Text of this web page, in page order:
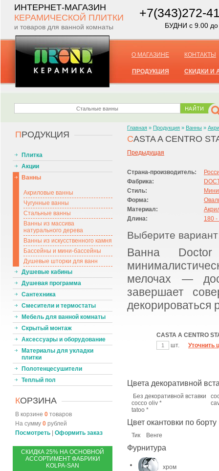
+7(343)272-
БУДНИ с 9.00
ИНТЕРНЕТ-МАГАЗИН
КЕРАМИЧЕСКОЙ ПЛИТКИ
и товаров для ванной комнаты
ПРОДУКЦИЯ
Плитка
Акции
Ванны
Акриловые ванны
Чугунные ванны
Стальные ванны
Ванны из массива
натурального дерева
Ванны из искусственного камня
Бассейны и мини-бассейны
Душевые шторки для ванн
Душевые кабины
Душевая программа
Сантехника
Смесители и термостаты
Мебель для ванной комнаты
Скрытый монтаж
Аксессуары и оборудование
Материалы для укладки
плитки
Полотенцесушители
Теплый пол
КОРЗИНА
В корзине 0 товаров
На сумму 0 рублей
Посмотреть
Оформить заказ
С КИДКА 25% НА ОСНОВНОЙ
АССОРТИМЕНТ ФАБРИКИ
KOLPA-SAN
Главная » Продукция » Ванны »
CASTA A CENTRO
Предыдущая
Страна-производитель:
Фабрика:
Стиль:
Форма:
Материал:
Длина:
180 -
Выберите
Ванна
мелочах —
завершает
CASTA A CENTRO
шт.
Уточнить
Цвета декоративной
Без декоративной вставки
cocco oliv *
tatoo *
Цвет окантовки по борту
Тик Венге
Фурнитура
хром
О МАГАЗИНЕ КОНТАКТЫ
ПРОДУКЦИЯ СКИДКИ И